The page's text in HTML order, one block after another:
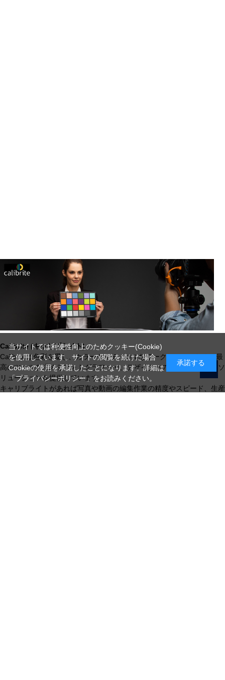
Calibrite (キャリブライト)
Calibriteは色彩を愛し、カラークリティカルなワークフローのために最
高のツールを求めるフォトグラファー、デザイナーの方々に、最高のソ
リューションを提供しています。
キャリブライトがあれば写真や動画の編集作業の精度やスピード、生産
当サイトでは利便性向上のためクッキー(Cookie)
を使用しています。サイトの閲覧を続けた場合
Cookieの使用を承諾したことになります。詳細は
「プライバシーポリシー」をお読みください。
承諾する